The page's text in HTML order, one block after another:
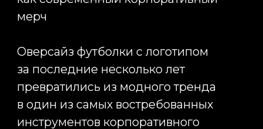
результате бренд получает
дополнительную узнаваемость
вложений. Каждая
брендированная футболка
становится ненавязчивым
и продолжает работать на имидж
компании даже вне рабочих
задач.